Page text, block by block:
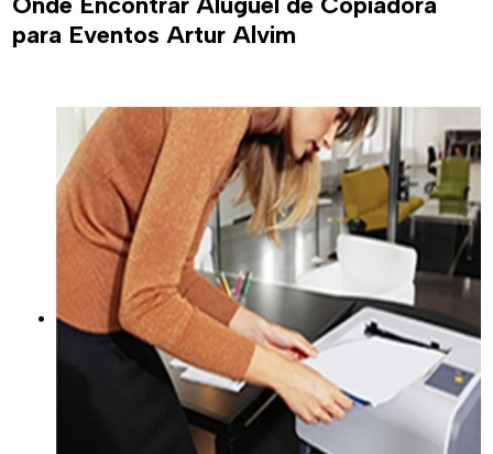
para Eventos Artur Alvim